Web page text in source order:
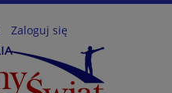
Zaloguj się